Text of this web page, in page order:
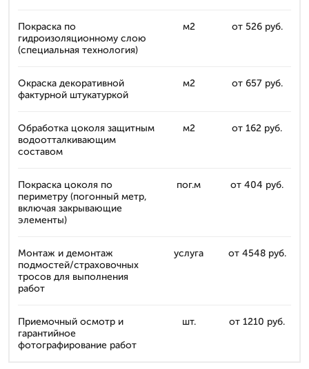
Покраска по
гидроизоляционному слою
(специальная технология)
м2 от 526 руб.
Окраска декоративной
фактурной штукатуркой
м2 от 657 руб.
Обработка цоколя защитным
водоотталкивающим
составом
м2 от 162 руб.
Покраска цоколя по
периметру (погонный метр,
включая закрывающие
элементы)
пог.м от 404 руб.
Монтаж и демонтаж
подмостей/страховочных
тросов для выполнения
работ
услуга от 4548 руб.
Приемочный осмотр и
гарантийное
фотографирование работ
шт. от 1210 руб.